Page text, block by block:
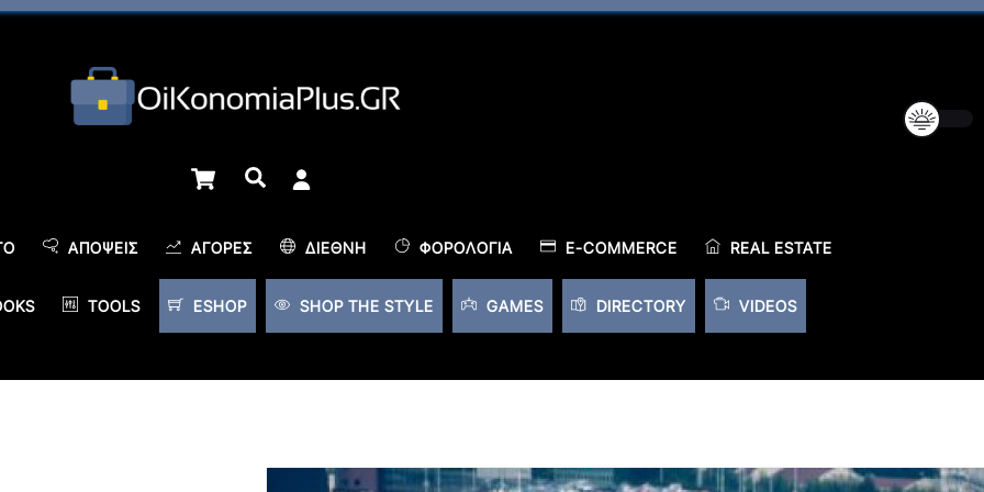
Cart Αναζήτηση
ΑΠΌΨΕΙΣ ΑΓΟΡΈΣ ΔΙΕΘΝΉ ΦΟΡΟΛΟΓΊΑ E-COMMERCE REAL ESTATE
TOOLS ESHOP SHOP THE STYLE GAMES DIRECTORY VIDEOS